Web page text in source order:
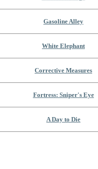
Gasoline Alley
White Elephant
Corrective Measures
Fortress: Sniper's Eye
A Day to Die